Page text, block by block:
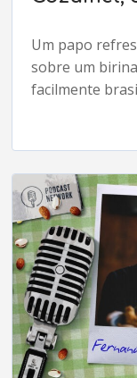
Um papo
sobre um
facilmente